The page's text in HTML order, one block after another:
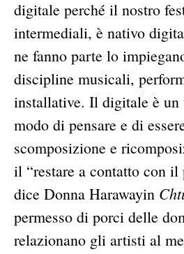
digitale perché il nostro
intermediali, è nativo
ne fanno parte lo
discipline musicali,
installative. Il digitale è un
modo di pensare e di
scomposizione e
il “restare a contatto con il
dice Donna Harawayin
permesso di porci delle
relazionano gli artisti al